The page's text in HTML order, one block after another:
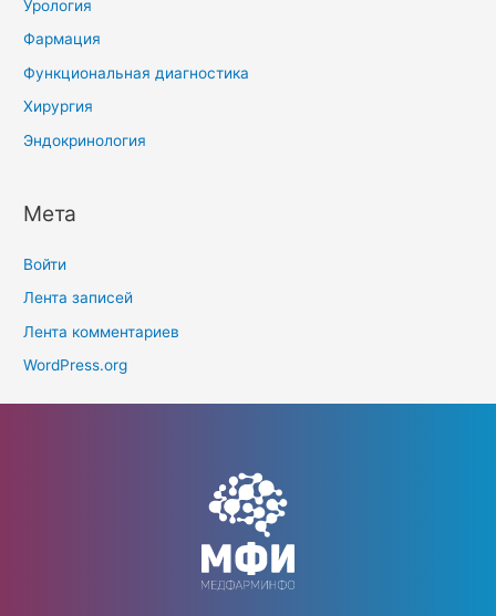
Урология
Фармация
Функциональная диагностика
Хирургия
Эндокринология
Мета
Войти
Лента записей
Лента комментариев
WordPress.org